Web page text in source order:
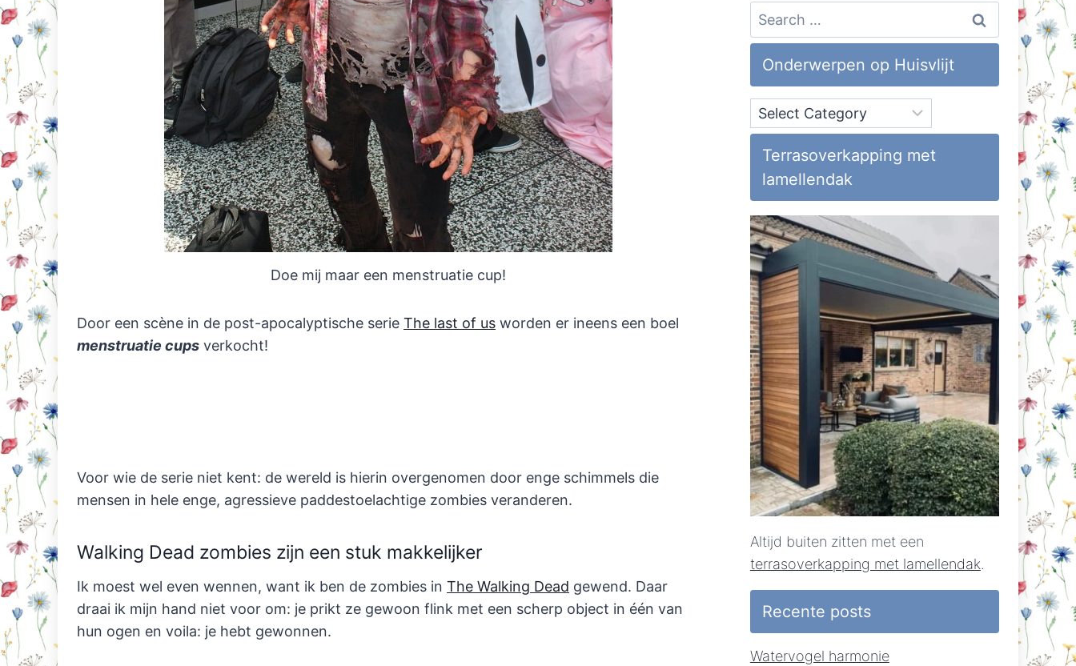
Doe mij maar een menstruatie cup!
Door een scène in de post-apocalyptische serie The last of us worden er ineens een boel
menstruatie cups verkocht!
Voor wie de serie niet kent: de wereld is hierin overgenomen door enge schimmels die
mensen in hele enge, agressieve paddestoelachtige zombies veranderen.
Walking Dead zombies zijn een stuk makkelijker
Ik moest wel even wennen, want ik ben de zombies in The Walking Dead gewend. Daar
draai ik mijn hand niet voor om: je prikt ze gewoon flink met een scherp object in één van
hun ogen en voila: je hebt gewonnen.
Search
for:
Onderwerpen op Huisvlijt
Onderwerpen
op
Huisvlijt
Terrasoverkapping met
lamellendak
Altijd buiten zitten met een
terrasoverkapping met lamellendak.
Recente posts
Watervogel harmonie